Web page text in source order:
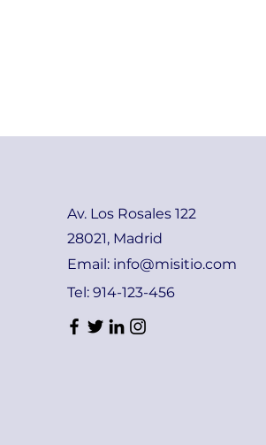
Av. Los Rosales 122
28021, Madrid
Email: info@misitio.com
Tel: 914-123-456